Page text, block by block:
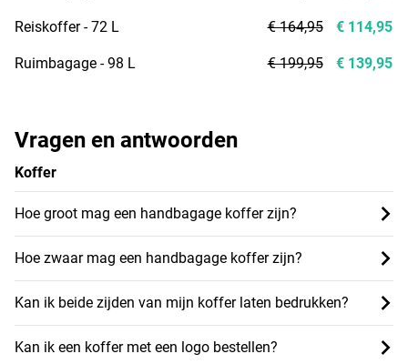
Vragen en antwoorden
Koffer
Hoe groot mag een handbagage koffer zijn?
Hoe zwaar mag een handbagage koffer zijn?
Kan ik beide zijden van mijn koffer laten bedrukken?
Kan ik een koffer met een logo bestellen?
Reiskoffer - 72 L
Ruimbagage - 98 L
€ 164,95
€ 199,95
€ 114,95
€ 139,95